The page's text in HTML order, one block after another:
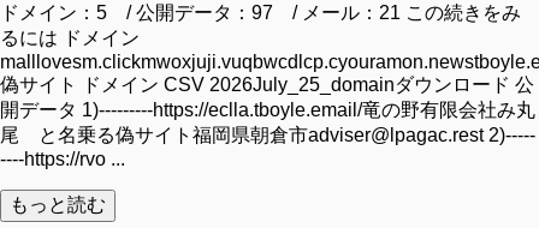
ドメイン：5 / 公開データ：97 / メール：21 この続きをみ
るには ドメイン
偽サイト ドメイン CSV 2026July_25_domainダウンロード 公
開データ 1)---------https://eclla.tboyle.email/竜の野有限会社み丸
尾 と名乗る偽サイト福岡県朝倉市adviser@lpagac.rest 2)-----
----https://rvo ...
もっと読む